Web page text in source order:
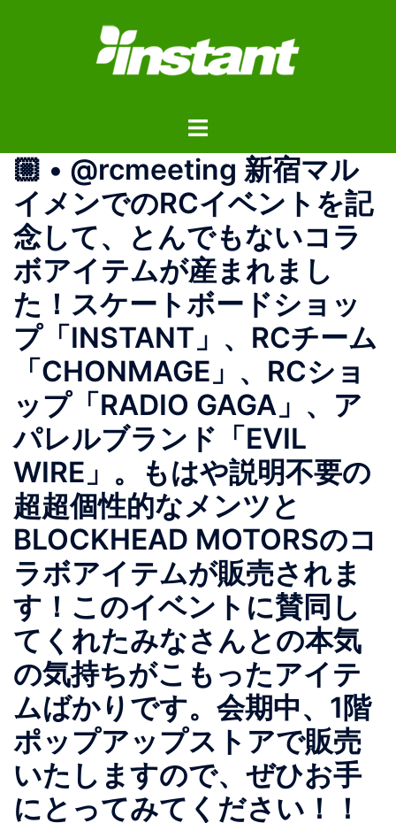
ス
ト
ル
メ
ニ
ュ
ー
🏼 • @rcmeeting 新宿マル
イメンでのRCイベントを記
念して、とんでもないコラ
ボアイテムが産まれまし
た！スケートボードショッ
プ「INSTANT」、RCチーム
「CHONMAGE」、RCショ
ップ「RADIO GAGA」、ア
パレルブランド「EVIL
WIRE」。もはや説明不要の
超超個性的なメンツと
BLOCKHEAD MOTORSのコ
ラボアイテムが販売されま
す！このイベントに賛同し
てくれたみなさんとの本気
の気持ちがこもったアイテ
ムばかりです。会期中、1階
ポップアップストアで販売
いたしますので、ぜひお手
にとってみてください！！